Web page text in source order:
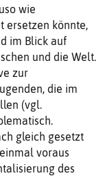
wie
ersetzen könnte,
im Blick auf
und die Welt.
zur
die im
(vgl.
gleich gesetzt
voraus
des